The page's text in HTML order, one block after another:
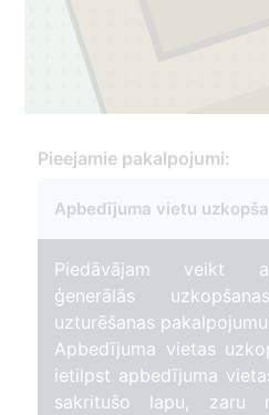
Pieejamie pakalpojumi:
Apbedījuma vietu
Piedāvājam veikt
ģenerālās
uzturēšanas
Apbedījuma vietas
ietilpst apbedījuma
sakritušo lapu, zaru